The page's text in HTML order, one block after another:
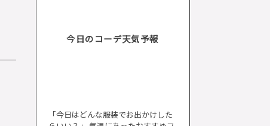
今日のコーデ天気予報
「今日はどんな服装でお出かけした